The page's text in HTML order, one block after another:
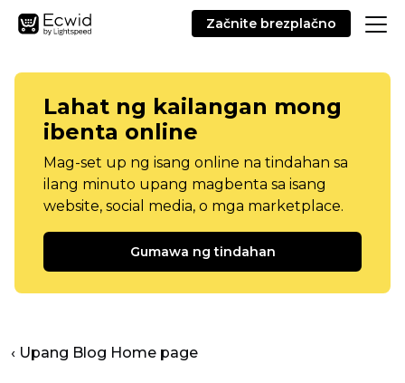
Začnite brezplačno
Lahat ng kailangan mong
ibenta online
Mag-set up ng isang online na tindahan sa
ilang minuto upang magbenta sa isang
website, social media, o mga marketplace.
Gumawa ng tindahan
‹ Upang Blog Home page